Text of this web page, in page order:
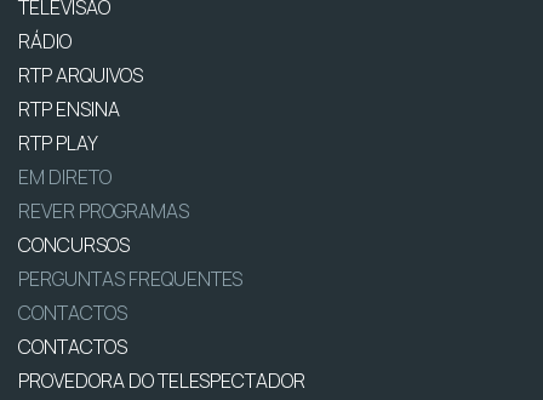
TELEVISÃO
RÁDIO
RTP ARQUIVOS
RTP ENSINA
RTP PLAY
EM DIRETO
REVER PROGRAMAS
CONCURSOS
PERGUNTAS FREQUENTES
CONTACTOS
CONTACTOS
PROVEDORA DO TELESPECTADOR